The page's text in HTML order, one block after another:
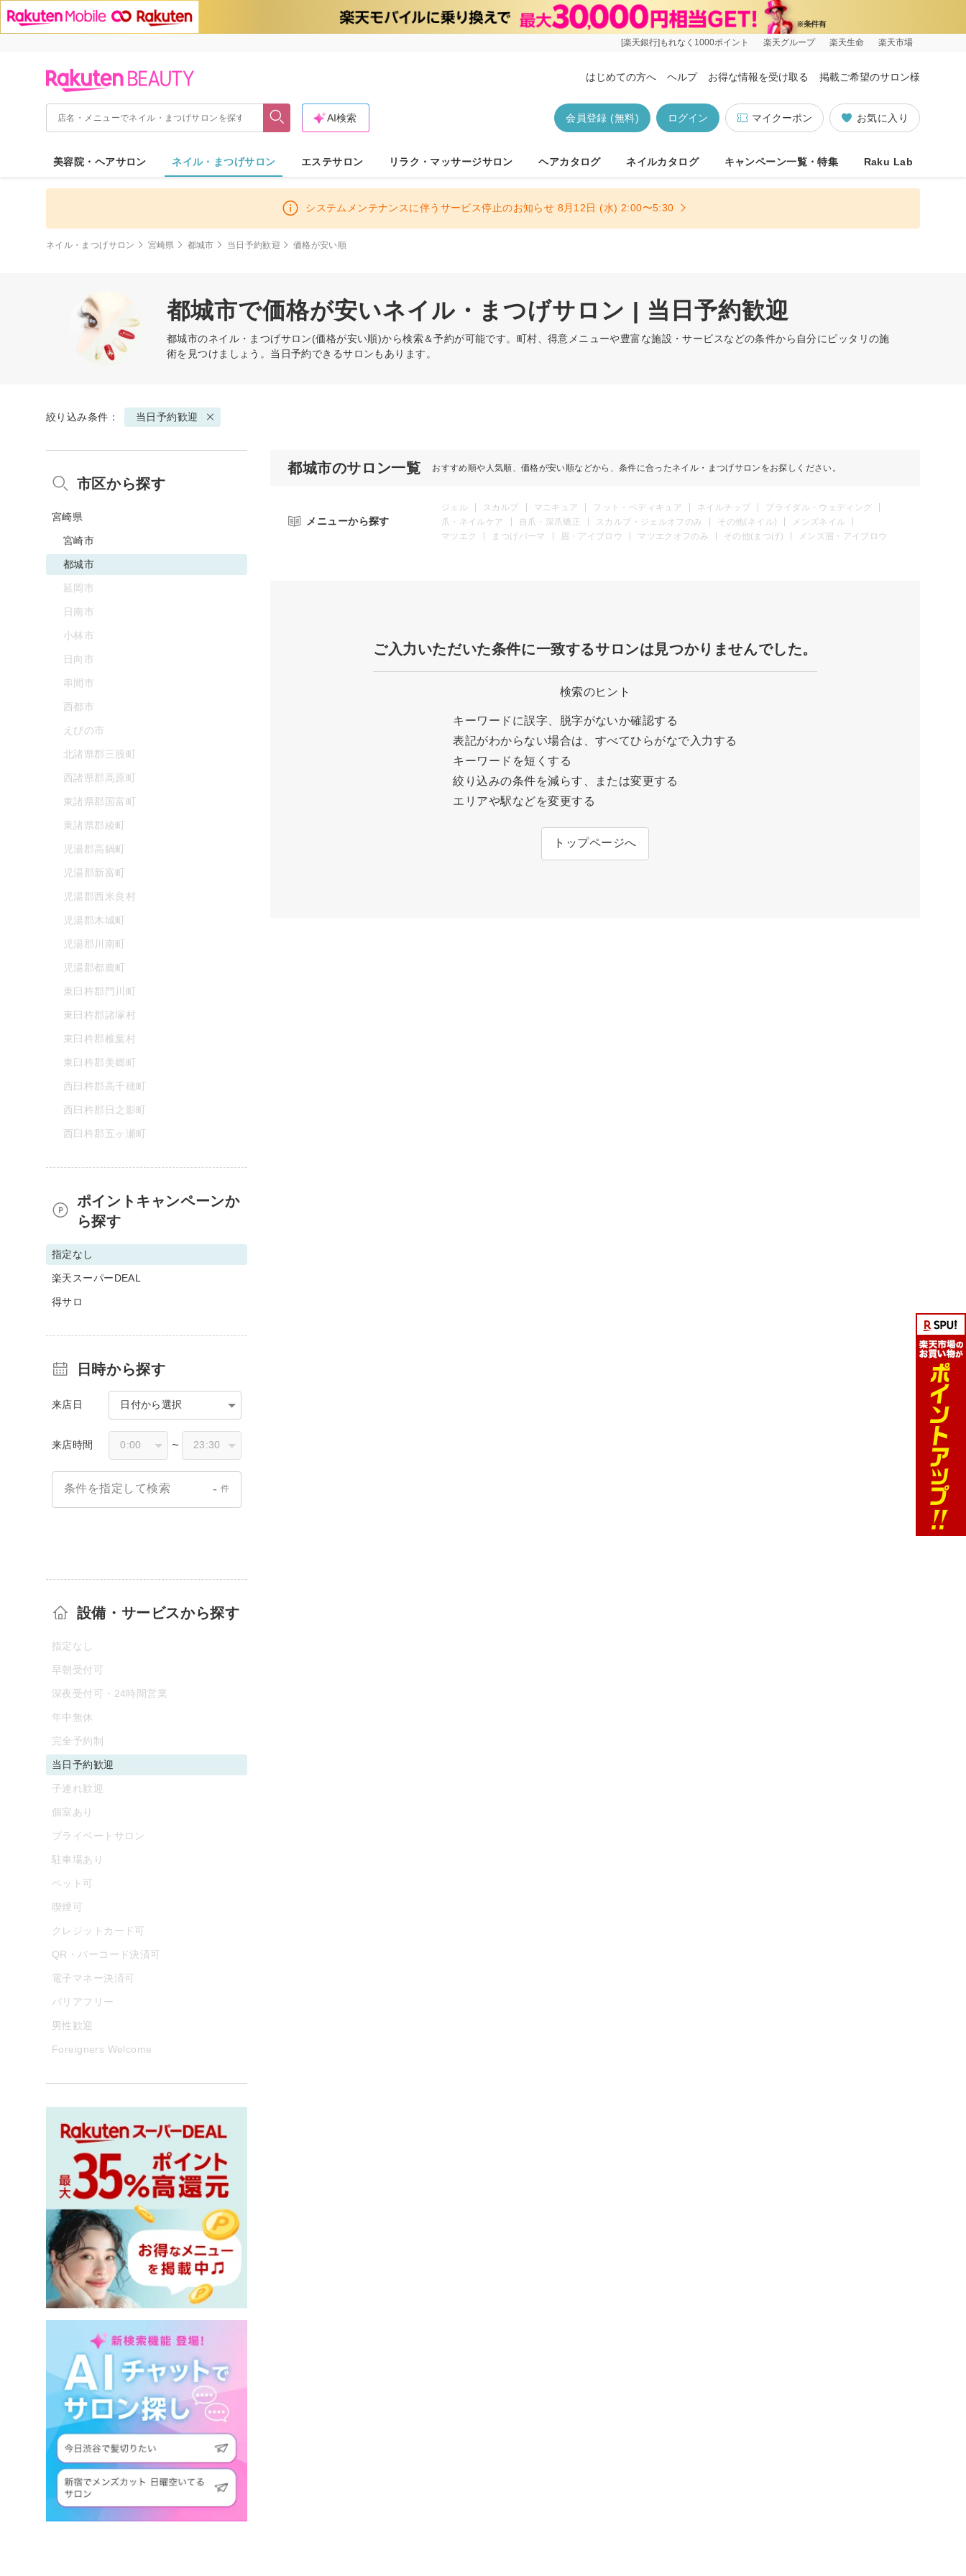
[楽天銀行]もれなく1000ポイント 楽天グループ 楽天生命 楽天市場
はじめての方へ ヘルプ お得な情報を受け取る 掲載ご希望のサロン様
お気に入り
マイクーポン
ログイン
会員登録 (無料)
AI検索
美容院・ヘアサロン ネイル・まつげサロン エステサロン リラク・マッサージサロン ヘアカタログ ネイルカタログ キャンペーン一覧・特集 Raku Lab
システムメンテナンスに伴うサービス停止のお知らせ 8月12日 (水) 2:00〜5:30
ネイル・まつげサロン 宮崎県 都城市 当日予約歓迎 価格が安い順
都城市で価格が安いネイル・まつげサロン | 当日予約歓迎
都城市のネイル・まつげサロン(価格が安い順)から検索＆予約が可能です。町村、得意メニューや豊富な施設・サービスなどの条件から自分にピッタリの施
術を見つけましょう。当日予約できるサロンもあります。
絞り込み条件： 当日予約歓迎
都城市のサロン一覧 おすすめ順や人気順、価格が安い順などから、条件に合ったネイル・まつげサロンをお探しください。
メニューから探す
ジェル スカルプ マニキュア フット・ペディキュア ネイルチップ
ブライダル・ウェディング
爪・ネイルケア
自爪・深爪矯正 スカルプ・ジェルオフのみ その他(ネイル)
メンズネイル
マツエク
まつげパーマ 眉・アイブロウ マツエクオフのみ その他(まつげ) メンズ眉・アイブロウ
ご入力いただいた条件に一致するサロンは見つかりませんでした。
検索のヒント
キーワードに誤字、脱字がないか確認する
表記がわからない場合は、すべてひらがなで入力する
キーワードを短くする
絞り込みの条件を減らす、または変更する
エリアや駅などを変更する
トップページへ
市区から探す
宮崎県
宮崎市
都城市
延岡市
日南市
小林市
日向市
串間市
西都市
えびの市
北諸県郡三股町
西諸県郡高原町
東諸県郡国富町
東諸県郡綾町
児湯郡高鍋町
児湯郡新富町
児湯郡西米良村
児湯郡木城町
児湯郡川南町
児湯郡都農町
東臼杵郡門川町
東臼杵郡諸塚村
東臼杵郡椎葉村
東臼杵郡美郷町
西臼杵郡高千穂町
西臼杵郡日之影町
西臼杵郡五ヶ瀬町
ポイントキャンペーンか
ら探す
指定なし
楽天スーパーDEAL
得サロ
日時から探す
来店日 日付から選択
来店時間 〜
条件を指定して検索 - 件
設備・サービスから探す
指定なし
早朝受付可
深夜受付可・24時間営業
年中無休
完全予約制
当日予約歓迎
子連れ歓迎
個室あり
プライベートサロン
駐車場あり
ペット可
喫煙可
クレジットカード可
QR・バーコード決済可
電子マネー決済可
バリアフリー
男性歓迎
Foreigners Welcome